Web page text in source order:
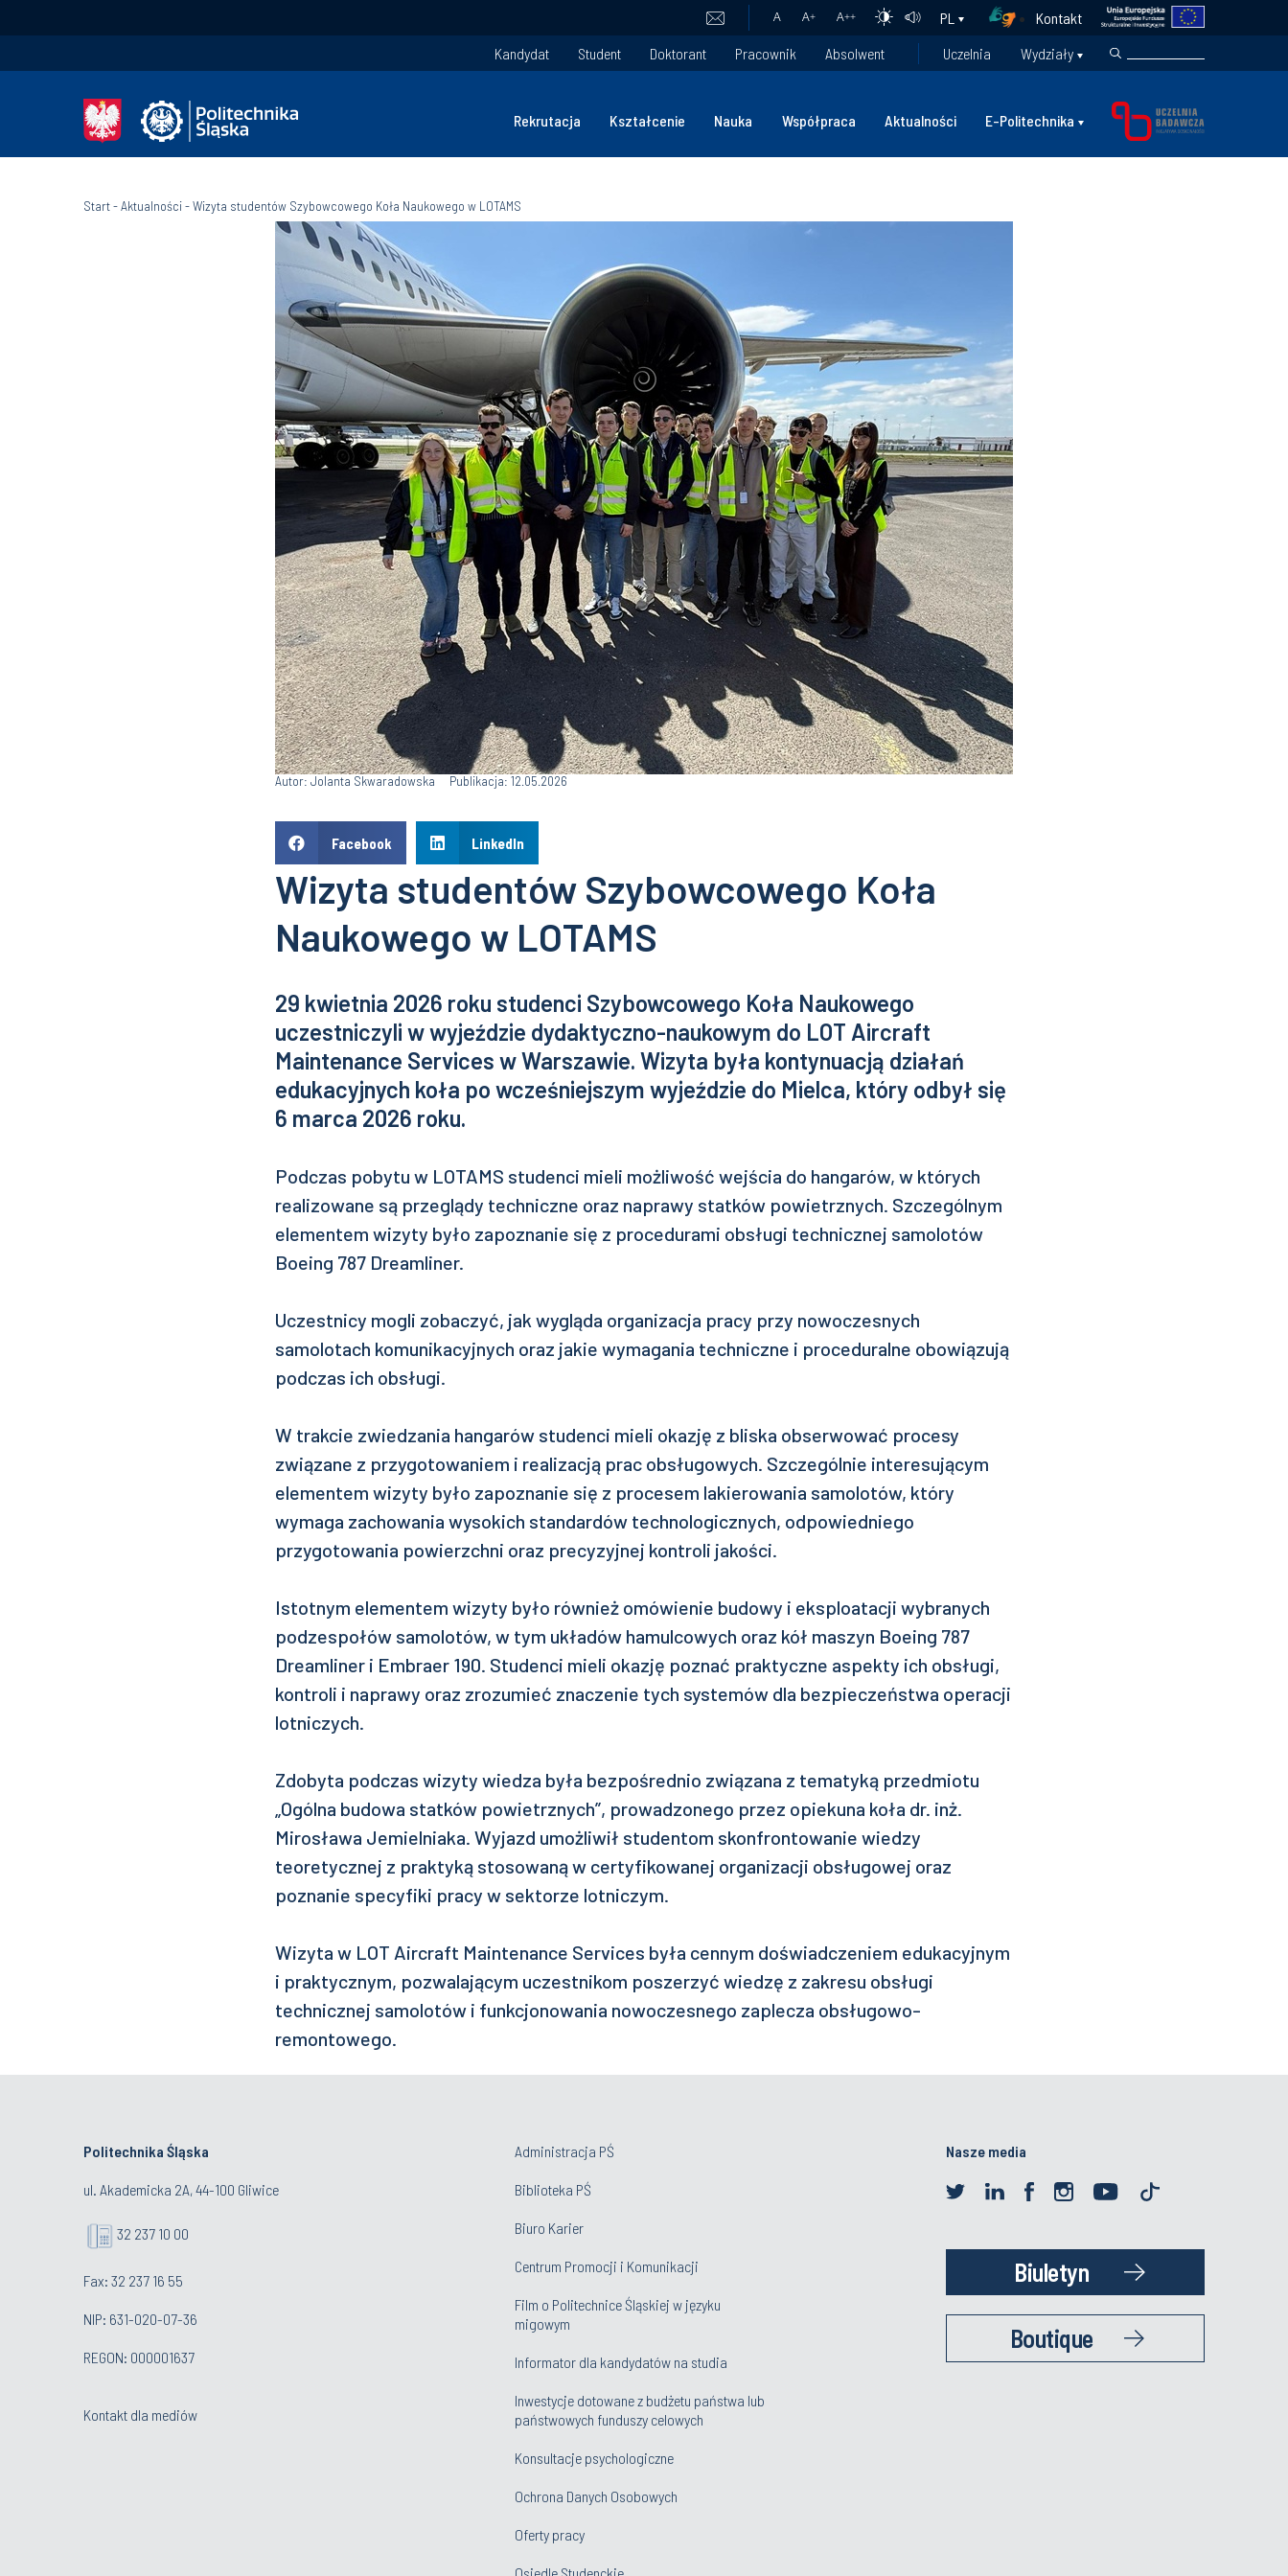
A A+ A++ PL
Kontakt
Kandydat
Student Doktorant Pracownik Absolwent Uczelnia Wydziały
Rekrutacja Kształcenie Nauka Współpraca Aktualności E-Politechnika
Start-Aktualności-Wizyta studentów Szybowcowego Koła Naukowego w LOTAMS
Autor: Jolanta Skwaradowska Publikacja: 12.05.2026
Facebook LinkedIn
Wizyta studentów Szybowcowego Koła
Naukowego w LOTAMS
29 kwietnia 2026 roku studenci Szybowcowego Koła Naukowego
uczestniczyli w wyjeździe dydaktyczno-naukowym do LOT Aircraft
Maintenance Services w Warszawie. Wizyta była kontynuacją działań
edukacyjnych koła po wcześniejszym wyjeździe do Mielca, który odbył się
6 marca 2026 roku.
Podczas pobytu w LOTAMS studenci mieli możliwość wejścia do hangarów, w których
realizowane są przeglądy techniczne oraz naprawy statków powietrznych. Szczególnym
elementem wizyty było zapoznanie się z procedurami obsługi technicznej samolotów
Boeing 787 Dreamliner.
Uczestnicy mogli zobaczyć, jak wygląda organizacja pracy przy nowoczesnych
samolotach komunikacyjnych oraz jakie wymagania techniczne i proceduralne obowiązują
podczas ich obsługi.
W trakcie zwiedzania hangarów studenci mieli okazję z bliska obserwować procesy
związane z przygotowaniem i realizacją prac obsługowych. Szczególnie interesującym
elementem wizyty było zapoznanie się z procesem lakierowania samolotów, który
wymaga zachowania wysokich standardów technologicznych, odpowiedniego
przygotowania powierzchni oraz precyzyjnej kontroli jakości.
Istotnym elementem wizyty było również omówienie budowy i eksploatacji wybranych
podzespołów samolotów, w tym układów hamulcowych oraz kół maszyn Boeing 787
Dreamliner i Embraer 190. Studenci mieli okazję poznać praktyczne aspekty ich obsługi,
kontroli i naprawy oraz zrozumieć znaczenie tych systemów dla bezpieczeństwa operacji
lotniczych.
Zdobyta podczas wizyty wiedza była bezpośrednio związana z tematyką przedmiotu
„Ogólna budowa statków powietrznych”, prowadzonego przez opiekuna koła dr. inż.
Mirosława Jemielniaka. Wyjazd umożliwił studentom skonfrontowanie wiedzy
teoretycznej z praktyką stosowaną w certyfikowanej organizacji obsługowej oraz
poznanie specyfiki pracy w sektorze lotniczym.
Wizyta w LOT Aircraft Maintenance Services była cennym doświadczeniem edukacyjnym
i praktycznym, pozwalającym uczestnikom poszerzyć wiedzę z zakresu obsługi
technicznej samolotów i funkcjonowania nowoczesnego zaplecza obsługowo-
remontowego.
Politechnika Śląska
ul. Akademicka 2A, 44-100 Gliwice
32 237 10 00
Fax: 32 237 16 55
NIP: 631-020-07-36
REGON: 000001637
Kontakt dla mediów
Administracja PŚ
Biblioteka PŚ
Biuro Karier
Centrum Promocji i Komunikacji
Film o Politechnice Śląskiej w języku
migowym
Informator dla kandydatów na studia
Inwestycje dotowane z budżetu państwa lub
państwowych funduszy celowych
Konsultacje psychologiczne
Ochrona Danych Osobowych
Oferty pracy
Nasze media
Biuletyn
Boutique